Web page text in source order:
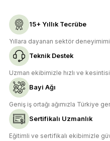
Ürün fiyatı diğer sitelerden daha
Bu ürüne benzer farklı
15+ Yıllık Tecrübe
Yıllara dayanan sektör
Teknik Destek
Uzman ekibimizle hızlı ve
Bayi Ağı
Geniş iş ortağı ağımızla Türkiye
Sertifikalı Uzmanlık
Eğitimli ve sertifikalı ekibimizle